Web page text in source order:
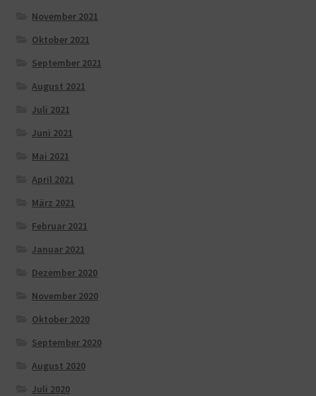
November 2021
Oktober 2021
September 2021
August 2021
Juli 2021
Juni 2021
Mai 2021
April 2021
März 2021
Februar 2021
Januar 2021
Dezember 2020
November 2020
Oktober 2020
September 2020
August 2020
Juli 2020